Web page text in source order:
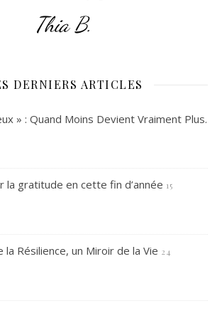
Thia B.
DERNIERS ARTICLES
» : Quand Moins Devient Vraiment Plus.
la gratitude en cette fin d’année 15
la Résilience, un Miroir de la Vie 24